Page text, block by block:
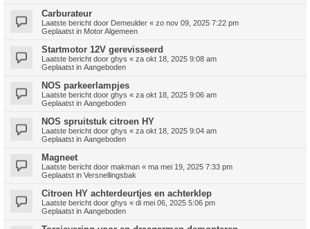
Carburateur
Laatste bericht door Demeulder « zo nov 09, 2025 7:22 pm
Geplaatst in Motor Algemeen
Startmotor 12V gerevisseerd
Laatste bericht door ghys « za okt 18, 2025 9:08 am
Geplaatst in Aangeboden
NOS parkeerlampjes
Laatste bericht door ghys « za okt 18, 2025 9:06 am
Geplaatst in Aangeboden
NOS spruitstuk citroen HY
Laatste bericht door ghys « za okt 18, 2025 9:04 am
Geplaatst in Aangeboden
Magneet
Laatste bericht door makman « ma mei 19, 2025 7:33 pm
Geplaatst in Versnellingsbak
Citroen HY achterdeurtjes en achterklep
Laatste bericht door ghys « di mei 06, 2025 5:06 pm
Geplaatst in Aangeboden